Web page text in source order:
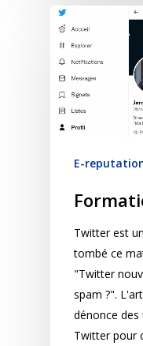
E-
Twitter est
tombé ce
"Twitter
spam ?".
dénonce des
Twitter pour